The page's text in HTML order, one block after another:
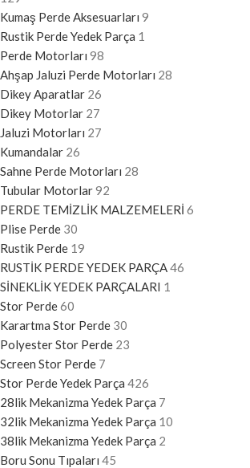
Kumaş Perde Aksesuarları 9
Rustik Perde Yedek Parça 1
Perde Motorları 98
Ahşap Jaluzi Perde Motorları 28
Dikey Aparatlar 26
Dikey Motorlar 27
Jaluzi Motorları 27
Kumandalar 26
Sahne Perde Motorları 28
Tubular Motorlar92
PERDE TEMİZLİK MALZEMELERİ 6
Plise Perde 30
Rustik Perde 19
RUSTİK PERDE YEDEK PARÇA46
SİNEKLİK YEDEK PARÇALARI 1
Stor Perde60
Karartma Stor Perde 30
Polyester Stor Perde 23
Screen Stor Perde 7
Stor Perde Yedek Parça 426
28lik Mekanizma Yedek Parça 7
32lik Mekanizma Yedek Parça 10
38lik Mekanizma Yedek Parça 2
Boru Sonu Tıpaları 45